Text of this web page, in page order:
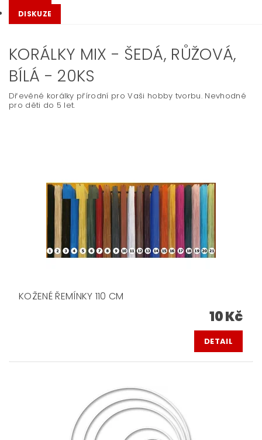
DISKUZE
KORÁLKY MIX - ŠEDÁ, RŮŽOVÁ,
BÍLÁ - 20KS
Dřevěné korálky přírodní pro Vaši hobby tvorbu. Nevhodné
pro děti do 5 let.
KOŽENÉ ŘEMÍNKY 110 CM
10 Kč
DETAIL